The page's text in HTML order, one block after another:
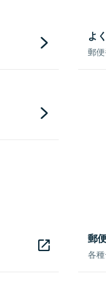
よ
郵
郵
各